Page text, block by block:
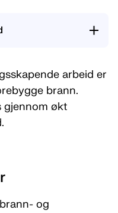
arbeid er
brann.
gjennom økt
og